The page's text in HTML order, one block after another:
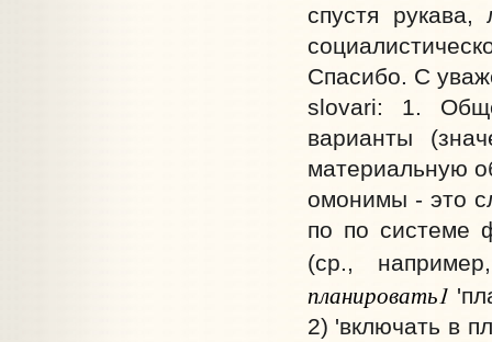
спустя
Спасибо. С
slovari: 1.
варианты
материальную
омонимы - это
по по системе
(ср.,
планировать1
2) 'включать в